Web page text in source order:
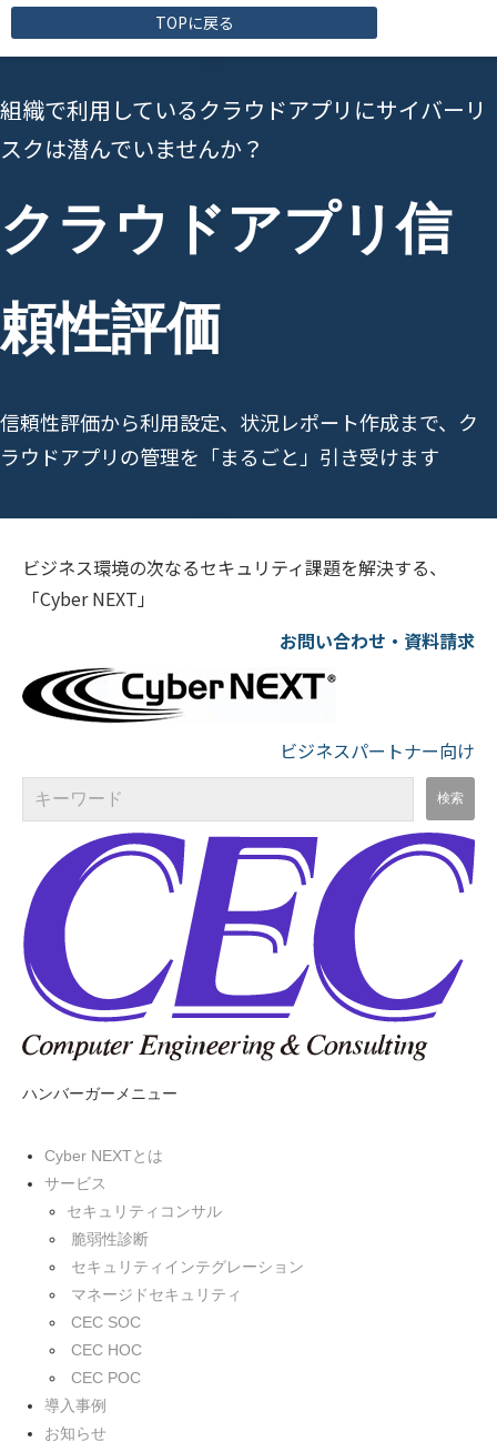
TOPに戻る
組織で利用しているクラウドアプリにサイバーリ
スクは潜んでいませんか？
クラウドアプリ信
頼性評価
信頼性評価から利用設定、状況レポート作成まで、ク
ラウドアプリの管理を「まるごと」引き受けます
ビジネス環境の次なるセキュリティ課題を解決する、
「Cyber NEXT」
お問い合わせ・資料請求
ビジネスパートナー向け
ハンバーガーメニュー
Cyber NEXTとは
サービス
セキュリティコンサル
脆弱性診断
セキュリティインテグレーション
マネージドセキュリティ
CEC SOC
CEC HOC
CEC POC
導入事例
お知らせ